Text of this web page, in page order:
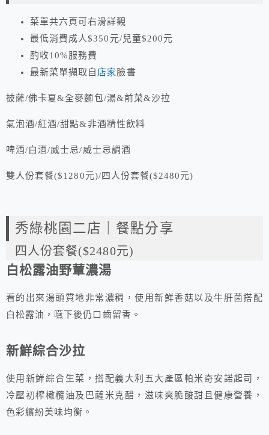
菜單共六頁可右滑詳觀
最低消費成人$350元/兒童$200元
酌收10%服務費
最新菜單擷取自 店家臉書
披薩/佛卡夏&全麥麵包/湯&前菜&沙拉
氣泡酒/紅酒/甜點&非酒精性飲料
啤酒/白酒/威士忌/威士忌調酒
雙人份套餐($1280元)/四人份套餐($2480元)
秀綠桃園二店｜餐點分享
四人份套餐($2480元)
白松露油野蕈濃湯
看的出來湯頭質地非常濃稠，使用新鮮香菇以及牛肝菌搭配
白松露油，嚥下後仍口齒留香。
新鮮綜合沙拉
使用新鮮綜合生菜，搭配義大利五大產區帕米奇安諾起司，
冷壓初榨橄欖油及巴薩米克醋，滋味爽脆酸甜且健康營養，
色彩繽紛美味均衡。